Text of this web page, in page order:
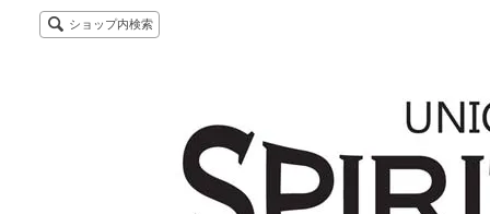
ショップ内検索